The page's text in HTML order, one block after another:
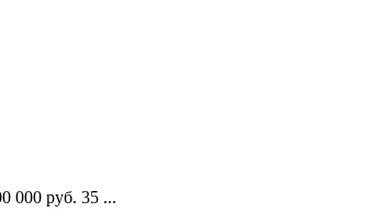
000 руб. 35 ...